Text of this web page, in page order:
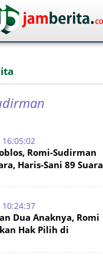
Romi-Sudirman
Haris-Sani 89 Suara
Dua Anaknya, Romi
Hak Pilih di